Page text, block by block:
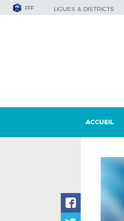
FFF LIGUES & DISTRICTS
ACCUEIL